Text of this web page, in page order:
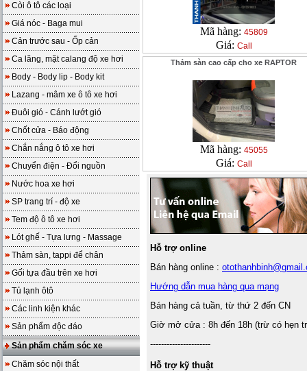
Còi ô tô các loại
Giá nóc - Baga mui
Cản trước sau - Ốp cản
Ca lăng, mặt calang độ xe hơi
Body - Body lip - Body kit
Lazang - mâm xe ô tô xe hơi
Đuôi gió - Cánh lướt gió
Chốt cửa - Báo động
Chắn nắng ô tô xe hơi
Chuyển điện - Đổi nguồn
Nước hoa xe hơi
SP trang trí - độ xe
Tem độ ô tô xe hơi
Lót ghế - Tựa lưng - Massage
Thảm sàn, tappi để chân
Gối tựa đầu trên xe hơi
Tủ lạnh ôtô
Các linh kiện khác
Sản phẩm độc đáo
Sản phẩm chăm sóc xe
Chăm sóc nội thất
Mã hàng: 45809
Giá: Call
Thảm sàn cao cấp cho xe RAPTOR
Mã hàng: 45055
Giá: Call
Hỗ trợ online
Bán hàng online :
Hướng dẫn mua hàng qua mạng
Bán hàng cả tuần, từ thứ 2 đến CN
Giờ mở cửa : 8h đến 18h (trừ có hẹn
----------------------
Hỗ trợ kỹ thuật